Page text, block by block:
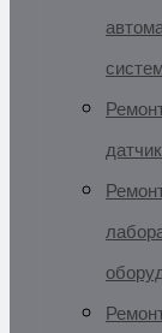
систем